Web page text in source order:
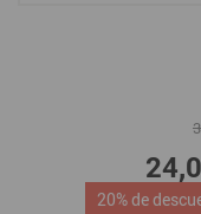
20% de